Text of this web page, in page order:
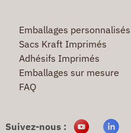
Emballages personnalisés
Sacs Kraft Imprimés
Adhésifs Imprimés
Emballages sur mesure
FAQ
Suivez-nous :